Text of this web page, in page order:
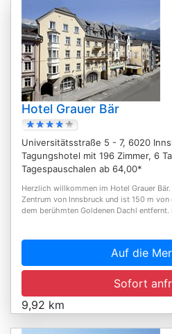
Hotel Grauer Bär
Universitätsstraße 5 - 7, 6020
Tagungshotel mit 196 Zimmer, 6
Tagespauschalen ab 64,00*
Herzlich willkommen im Hotel Grauer
Zentrum von Innsbruck und ist 150 m
dem berühmten Goldenen Dachl entfernt.
Auf die
Sofort
9,92 km